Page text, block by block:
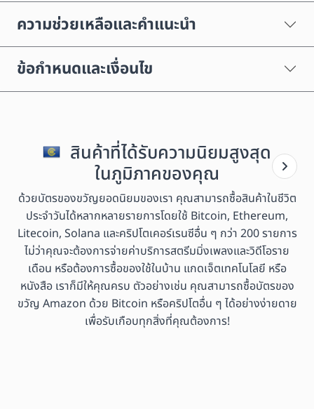
ความช่วยเหลือและคำแนะนำ
ข้อกำหนดและเงื่อนไข
สินค้าที่ได้รับความนิยมสูงสุด
ในภูมิภาคของคุณ
ด้วยบัตรของขวัญยอดนิยมของเรา คุณสามารถซื้อสินค้าในชีวิต
ประจำวันได้หลากหลายรายการโดยใช้ Bitcoin, Ethereum,
Litecoin, Solana และคริปโตเคอร์เรนซีอื่น ๆ กว่า 200 รายการ
ไม่ว่าคุณจะต้องการจ่ายค่าบริการสตรีมมิ่งเพลงและวิดีโอราย
เดือน หรือต้องการซื้อของใช้ในบ้าน แกดเจ็ตเทคโนโลยี หรือ
หนังสือ เราก็มีให้คุณครบ ตัวอย่างเช่น คุณสามารถซื้อบัตรของ
ขวัญ Amazon ด้วย Bitcoin หรือคริปโตอื่น ๆ ได้อย่างง่ายดาย
เพื่อรับเกือบทุกสิ่งที่คุณต้องการ!